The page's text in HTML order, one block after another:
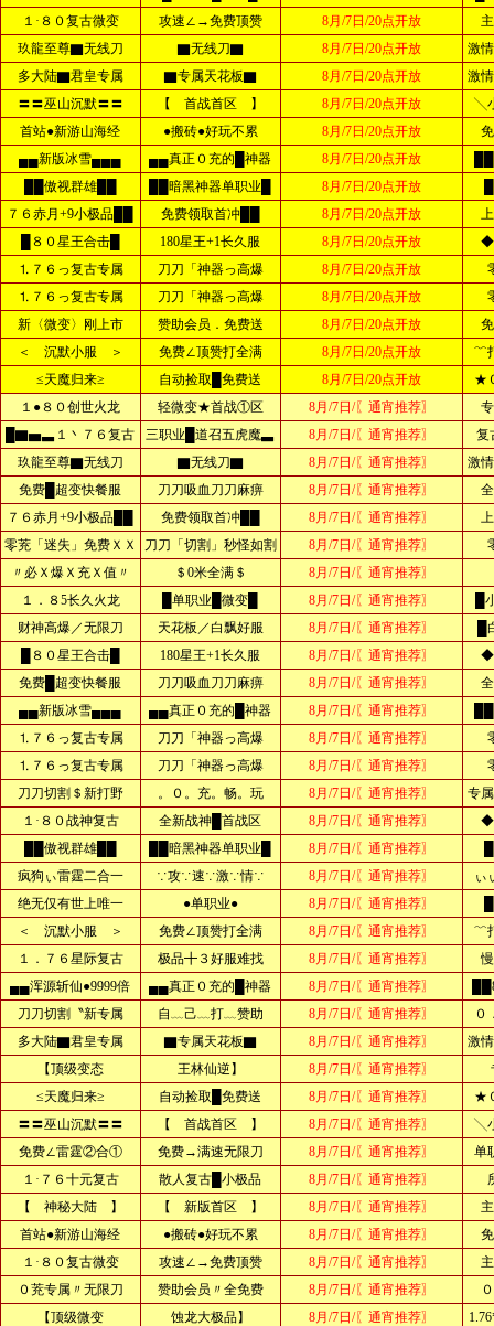
１·８０复古微变
攻速∠→免费顶赞 8月/7日/20点开放
玖龍至尊▇无线刀
▇无线刀▇ 8月/7日/20点开放
激
多大陆▇君皇专属
▇专属天花板▇ 8月/7日/20点开放
激
〓〓巫山沉默〓〓
【 首战首区 】 8月/7日/20点开放
╲
首站●新游山海经
●搬砖●好玩不累 8月/7日/20点开放
▄▄新版冰雪▄▄▄
▄▄真正０充的█神器 8月/7日/20点开放
██傲视群雄██
██暗黑神器单职业█ 8月/7日/20点开放
７６赤月+9小极品██
免费领取首冲██ 8月/7日/20点开放
█８０星王合击█
180星王+1长久服 8月/7日/20点开放
◆
⒈７６っ复古专属
刀刀「神器っ高爆 8月/7日/20点开放
⒈７６っ复古专属
刀刀「神器っ高爆 8月/7日/20点开放
新〈微变〉刚上市
赞助会员．免费送 8月/7日/20点开放
＜ 沉默小服 ＞
免费∠顶赞打全满 8月/7日/20点开放
﹌
≤天魔归来≥
自动捡取█免费送 8月/7日/20点开放
★
１●８０创世火龙
轻微变★首战①区 8月/7日/〖通宵推荐〗
█▇▅▃１丶７６复古
三职业█道召五虎魔▃ 8月/7日/〖通宵推荐〗
复
玖龍至尊▇无线刀
▇无线刀▇ 8月/7日/〖通宵推荐〗
激
免费█超变快餐服
刀刀吸血刀刀麻痹 8月/7日/〖通宵推荐〗
７６赤月+9小极品██
免费领取首冲██ 8月/7日/〖通宵推荐〗
零茺「迷失」免费ＸＸ
刀刀「切割」秒怪如割 8月/7日/〖通宵推荐〗
〃必Ｘ爆Ｘ充Ｘ值〃
＄0米全满＄
8月/7日/〖通宵推荐〗
１．８5长久火龙
█单职业█微变█ 8月/7日/〖通宵推荐〗
█
财神高爆／无限刀
天花板／白飘好服 8月/7日/〖通宵推荐〗
█８０星王合击█
180星王+1长久服 8月/7日/〖通宵推荐〗
◆
免费█超变快餐服
刀刀吸血刀刀麻痹 8月/7日/〖通宵推荐〗
▄▄新版冰雪▄▄▄
▄▄真正０充的█神器 8月/7日/〖通宵推荐〗
⒈７６っ复古专属
刀刀「神器っ高爆 8月/7日/〖通宵推荐〗
⒈７６っ复古专属
刀刀「神器っ高爆 8月/7日/〖通宵推荐〗
刀刀切割＄新打野
。０。充。畅。玩 8月/7日/〖通宵推荐〗
专
１·８０战神复古
全新战神█首战区 8月/7日/〖通宵推荐〗
◆
██傲视群雄██
██暗黑神器单职业█ 8月/7日/〖通宵推荐〗
疯狗ぃ雷霆二合一
∵攻∵速∵激∵情∵ 8月/7日/〖通宵推荐〗
ぃ
绝无仅有世上唯一
●单职业● 8月/7日/〖通宵推荐〗
＜ 沉默小服 ＞
免费∠顶赞打全满 8月/7日/〖通宵推荐〗
﹌
１．７６星际复古
极品╋３好服难找 8月/7日/〖通宵推荐〗
▄▄浑源斩仙●9999倍
▄▄真正０充的█神器 8月/7日/〖通宵推荐〗
刀刀切割〝新专属
自﹏己﹏打﹏赞助 8月/7日/〖通宵推荐〗
０
多大陆▇君皇专属
▇专属天花板▇ 8月/7日/〖通宵推荐〗
激
【顶级变态
王林仙逆】 8月/7日/〖通宵推荐〗
≤天魔归来≥
自动捡取█免费送 8月/7日/〖通宵推荐〗
★
〓〓巫山沉默〓〓
【 首战首区 】 8月/7日/〖通宵推荐〗
╲
免费∠雷霆②合①
免费→满速无限刀 8月/7日/〖通宵推荐〗
单
１·７６十元复古
散人复古█小极品 8月/7日/〖通宵推荐〗
【 神秘大陆 】
【 新版首区 】 8月/7日/〖通宵推荐〗
首站●新游山海经
●搬砖●好玩不累 8月/7日/〖通宵推荐〗
１·８０复古微变
攻速∠→免费顶赞 8月/7日/〖通宵推荐〗
０茺专属〃无限刀
赞助会员〃全免费 8月/7日/〖通宵推荐〗
【顶级微变
蚀龙大极品】 8月/7日/〖通宵推荐〗